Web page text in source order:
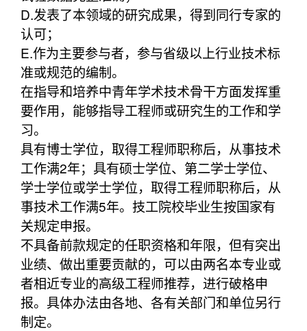
D.发表了本领域的研究成果，得到同行专家的
认可；
E.作为主要参与者，参与省级以上行业技术标
准或规范的编制。
在指导和培养中青年学术技术骨干方面发挥重
要作用，能够指导工程师或研究生的工作和学
习。
具有博士学位，取得工程师职称后，从事技术
工作满2年；具有硕士学位、第二学士学位、
学士学位或学士学位，取得工程师职称后，从
事技术工作满5年。技工院校毕业生按国家有
关规定申报。
不具备前款规定的任职资格和年限，但有突出
业绩、做出重要贡献的，可以由两名本专业或
者相近专业的高级工程师推荐，进行破格申
报。具体办法由各地、各有关部门和单位另行
制定。